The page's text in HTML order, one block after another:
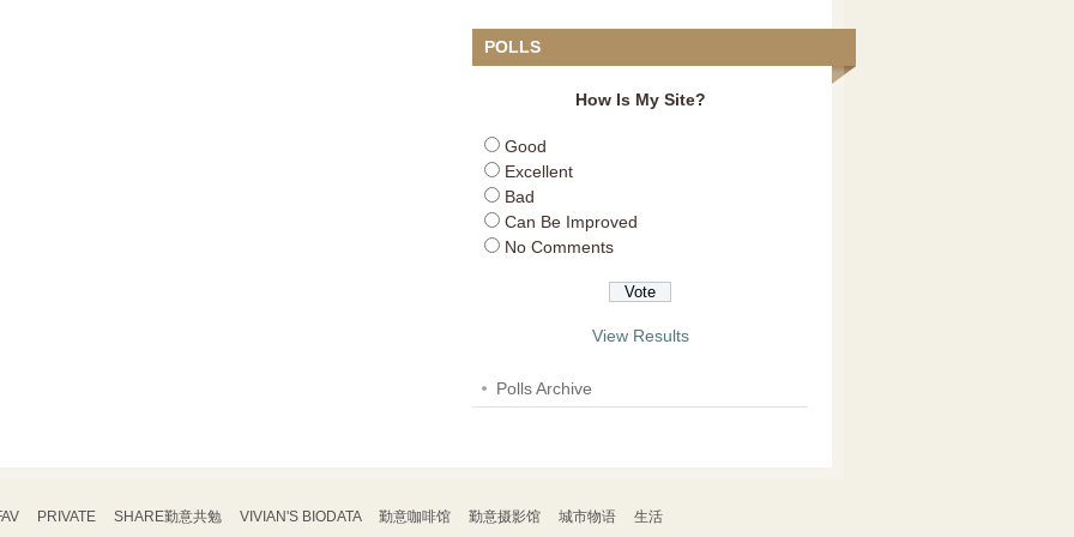
POLLS
How Is My Site?
Good
Excellent
Bad
Can Be Improved
No Comments
View Results
Polls Archive
PRIVATE SHARE勤意共勉 VIVIAN'S BIODATA 勤意咖啡馆 勤意摄影馆 城市物语 生活